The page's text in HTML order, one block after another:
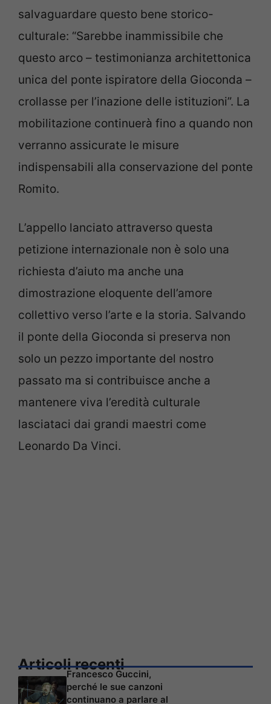
salvaguardare questo bene storico-
culturale: “Sarebbe inammissibile che
questo arco – testimonianza architettonica
unica del ponte ispiratore della Gioconda –
crollasse per l’inazione delle istituzioni”. La
mobilitazione continuerà fino a quando non
verranno assicurate le misure
indispensabili alla conservazione del ponte
Romito.
L’appello lanciato attraverso questa
petizione internazionale non è solo una
richiesta d’aiuto ma anche una
dimostrazione eloquente dell’amore
collettivo verso l’arte e la storia. Salvando
il ponte della Gioconda si preserva non
solo un pezzo importante del nostro
passato ma si contribuisce anche a
mantenere viva l’eredità culturale
lasciataci dai grandi maestri come
Leonardo Da Vinci.
Articoli recenti
Francesco Guccini,
perché le sue canzoni
continuano a parlare al